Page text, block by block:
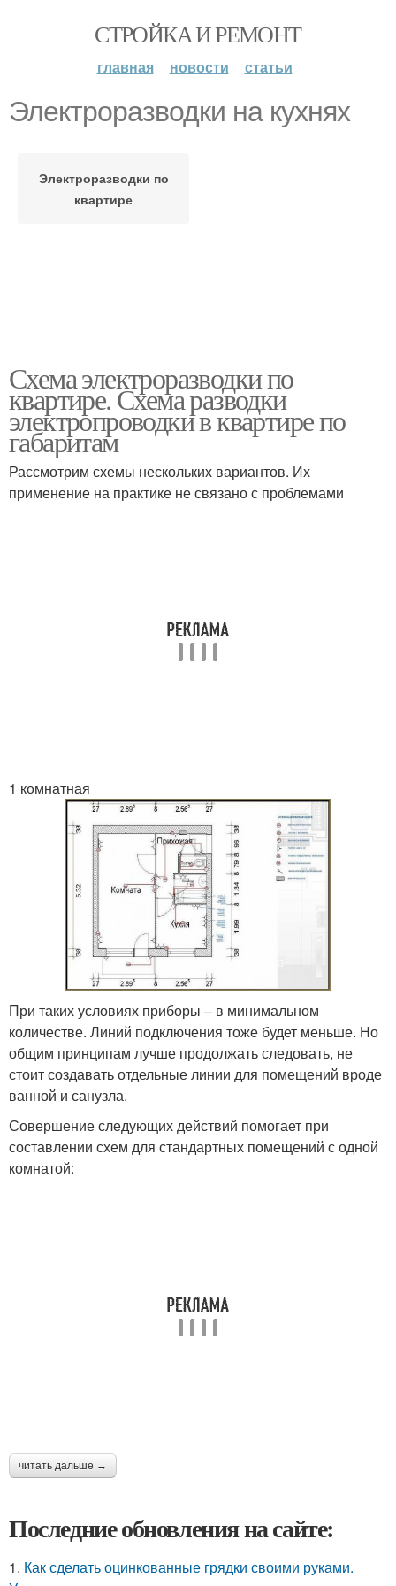
СТРОЙКА И РЕМОНТ
главная новости статьи
Электроразводки на кухнях
Электроразводки по
квартире
Схема электроразводки по
квартире. Схема разводки
электропроводки в квартире по
габаритам
Рассмотрим схемы нескольких вариантов. Их
применение на практике не связано с проблемами
1 комнатная
При таких условиях приборы – в минимальном
количестве. Линий подключения тоже будет меньше. Но
общим принципам лучше продолжать следовать, не
стоит создавать отдельные линии для помещений вроде
ванной и санузла.
Совершение следующих действий помогает при
составлении схем для стандартных помещений с одной
комнатой:
читать дальше →
Последние обновления на сайте:
1. Как сделать оцинкованные грядки своими руками.